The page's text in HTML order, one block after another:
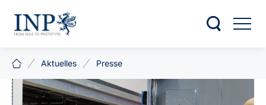
Aktuelles Presse